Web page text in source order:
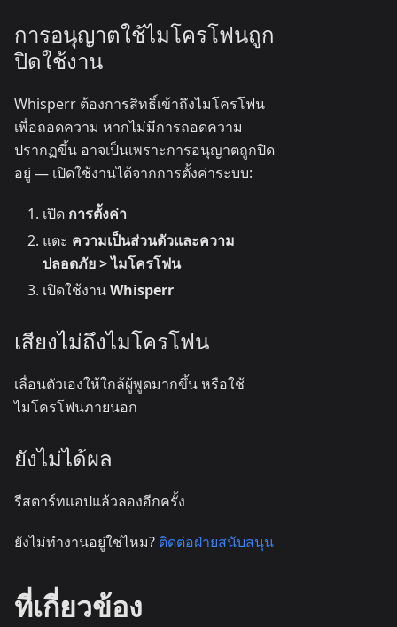
การอนุญาตใช้ไมโครโฟนถูก
ปิดใช้งาน
Whisperr ต้องการสิทธิ์เข้าถึงไมโครโฟน
เพื่อถอดความ หากไม่มีการถอดความ
ปรากฏขึ้น อาจเป็นเพราะการอนุญาตถูกปิด
อยู่ — เปิดใช้งานได้จากการตั้งค่าระบบ:
เปิด การตั้งค่า
แตะ ความเป็นส่วนตัวและความ
ปลอดภัย > ไมโครโฟน
เปิดใช้งานWhisperr
เสียงไม่ถึงไมโครโฟน
เลื่อนตัวเองให้ใกล้ผู้พูดมากขึ้น หรือใช้
ไมโครโฟนภายนอก
ยังไม่ได้ผล
รีสตาร์ทแอปแล้วลองอีกครั้ง
ยังไม่ทำงานอยู่ใช่ไหม? ติดต่อฝ่ายสนับสนุน
ที่เกี่ยวข้อง